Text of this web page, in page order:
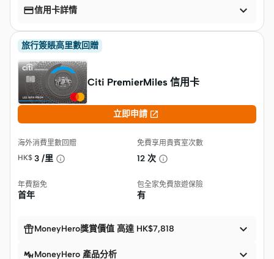
信用卡詳情 
旅行簽賬高里數回贈
Citi PremierMiles 信用卡
立即申請 
海外消費里數回贈
HK$ 3 /里
免費享用貴賓室次數
12 次
年費豁免
首年
包全家免費旅遊保險
有
MoneyHero獎賞價值 高達 HK$7,818 
MoneyHero 產品分析 